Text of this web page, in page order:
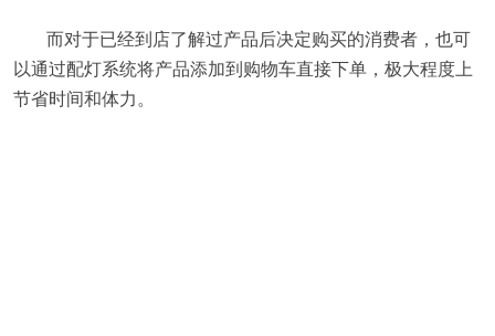
而对于已经到店了解过产品后决定购买的消费者，也可
以通过配灯系统将产品添加到购物车直接下单，极大程度上
节省时间和体力。